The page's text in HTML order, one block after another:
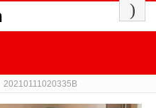
20210111020335B